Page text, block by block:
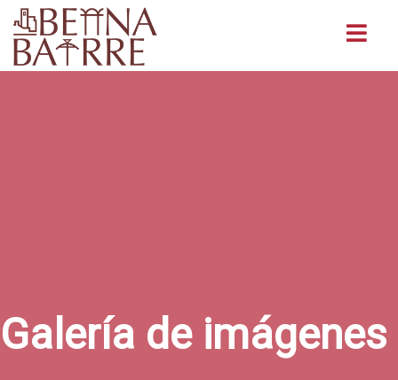
Galería de imágenes